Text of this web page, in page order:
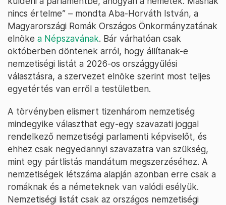
nincs értelme” – mondta Aba-Horváth István, a
Magyarországi Romák Országos Önkormányzatának
elnöke a Népszavának. Bár várhatóan csak
októberben döntenek arról, hogy állítanak-e
nemzetiségi listát a 2026-os országgyűlési
választásra, a szervezet elnöke szerint most teljes
egyetértés van erről a testületben.
A törvényben elismert tizenhárom nemzetiség
mindegyike választhat egy-egy szavazati joggal
rendelkező nemzetiségi parlamenti képviselőt, és
ehhez csak negyedannyi szavazatra van szükség,
mint egy pártlistás mandátum megszerzéséhez. A
nemzetiségek létszáma alapján azonban erre csak a
romáknak és a németeknek van valódi esélyük.
Nemzetiségi listát csak az országos nemzetiségi